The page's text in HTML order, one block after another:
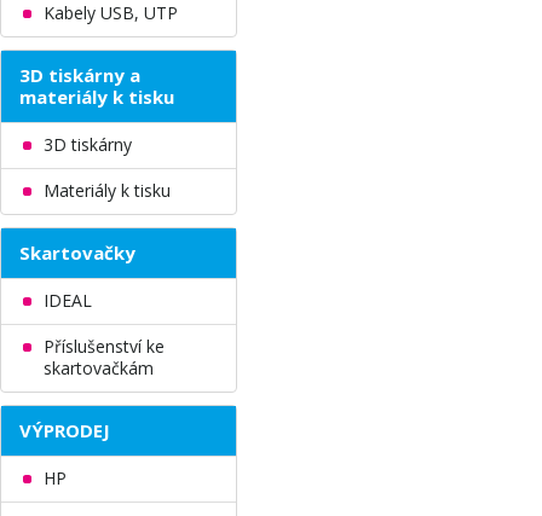
Kabely USB, UTP
3D tiskárny a
materiály k tisku
3D tiskárny
Materiály k tisku
Skartovačky
IDEAL
Příslušenství ke
skartovačkám
VÝPRODEJ
HP